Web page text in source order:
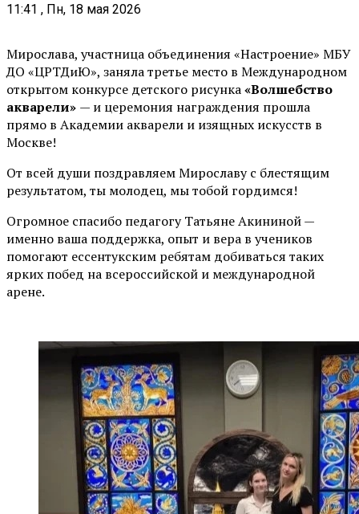
11:41 , Пн, 18 мая 2026
Мирослава, участница объединения «Настроение» МБУ
ДО «ЦРТДиЮ», заняла третье место в Международном
открытом конкурсе детского рисунка«Волшебство
акварели» — и церемония награждения прошла
прямо в Академии акварели и изящных искусств в
Москве!
От всей души поздравляем Мирославу с блестящим
результатом, ты молодец, мы тобой гордимся!
Огромное спасибо педагогу Татьяне Акининой —
именно ваша поддержка, опыт и вера в учеников
помогают ессентукским ребятам добиваться таких
ярких побед на всероссийской и международной
арене.